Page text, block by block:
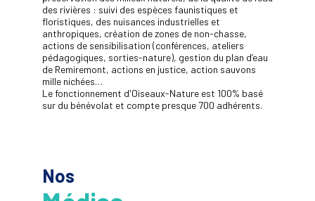
des rivières : suivi des espèces faunistiques et
floristiques, des nuisances industrielles et
anthropiques, création de zones de non-chasse,
actions de sensibilisation (conférences, ateliers
pédagogiques, sorties-nature), gestion du plan d’eau
de Remiremont, actions en justice, action sauvons
mille nichées…
Le fonctionnement d'Oiseaux-Nature est 100% basé
sur du bénévolat et compte presque 700 adhérents.
Nos